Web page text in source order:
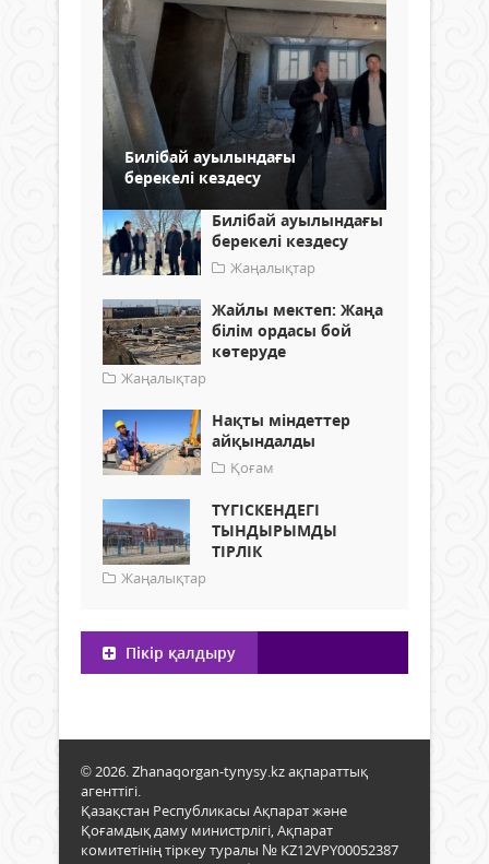
Билібай ауылындағы
берекелі кездесу
Билібай ауылындағы
берекелі кездесу
Жаңалықтар
Жайлы мектеп: Жаңа
білім ордасы бой
көтеруде
Жаңалықтар
Нақты міндеттер
айқындалды
Қоғам
ТҮГІСКЕНДЕГІ
ТЫНДЫРЫМДЫ
ТІРЛІК
Жаңалықтар
Пікір қалдыру
© 2026. Zhanaqorgan-tynysy.kz ақпараттық
агенттігі.
Қазақстан Республикасы Ақпарат және
Қоғамдық даму министрлігі, Ақпарат
комитетінің тіркеу туралы № KZ12VPY00052387